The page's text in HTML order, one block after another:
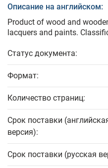
Описание на английском:
Product of wood and
lacquers and paints.
Статус документа:
Формат:
Количество страниц:
Срок поставки
версия):
Срок поставки (русская